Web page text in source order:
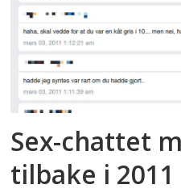
Sex-chattet
tilbake i 2011